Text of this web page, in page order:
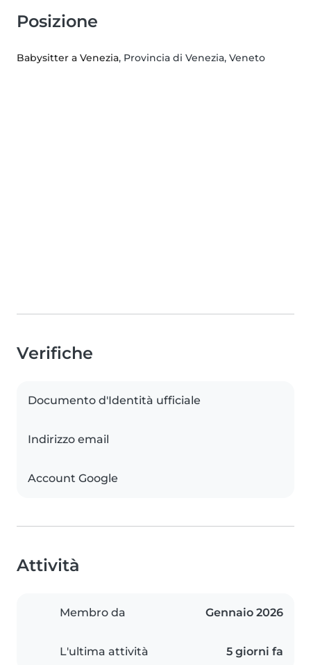
Posizione
Babysitter a Venezia, Provincia di Venezia, Veneto
Verifiche
Documento d'Identità ufficiale
Indirizzo email
Account Google
Attività
Membro da Gennaio 2026
L'ultima attività 5 giorni fa